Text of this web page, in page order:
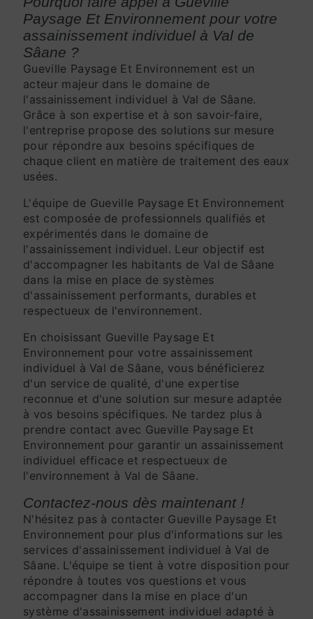
Paysage Et Environnement pour votre
assainissement individuel à Val de
Sâane ?
Gueville Paysage Et Environnement est un
acteur majeur dans le domaine de
l'assainissement individuel à Val de Sâane.
Grâce à son expertise et à son savoir-faire,
l'entreprise propose des solutions sur mesure
pour répondre aux besoins spécifiques de
chaque client en matière de traitement des eaux
usées.
L'équipe de Gueville Paysage Et Environnement
est composée de professionnels qualifiés et
expérimentés dans le domaine de
l'assainissement individuel. Leur objectif est
d'accompagner les habitants de Val de Sâane
dans la mise en place de systèmes
d'assainissement performants, durables et
respectueux de l'environnement.
En choisissant Gueville Paysage Et
Environnement pour votre assainissement
individuel à Val de Sâane, vous bénéficierez
d'un service de qualité, d'une expertise
reconnue et d'une solution sur mesure adaptée
à vos besoins spécifiques. Ne tardez plus à
prendre contact avec Gueville Paysage Et
Environnement pour garantir un assainissement
individuel efficace et respectueux de
l'environnement à Val de Sâane.
Contactez-nous dès maintenant !
N'hésitez pas à contacter Gueville Paysage Et
Environnement pour plus d'informations sur les
services d'assainissement individuel à Val de
Sâane. L'équipe se tient à votre disposition pour
répondre à toutes vos questions et vous
accompagner dans la mise en place d'un
système d'assainissement individuel adapté à